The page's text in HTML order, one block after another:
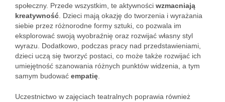
społeczny. Przede wszystkim, te aktywności wzmacniają
kreatywność . Dzieci mają okazję do tworzenia i wyrażania
siebie przez różnorodne formy sztuki, co pozwala im
eksplorować swoją wyobraźnię oraz rozwijać własny styl
wyrazu. Dodatkowo, podczas pracy nad przedstawieniami,
dzieci uczą się tworzyć postaci, co może także rozwijać ich
umiejętność szanowania różnych punktów widzenia, a tym
samym budować empatię
Uczestnictwo w zajęciach teatralnych poprawia również